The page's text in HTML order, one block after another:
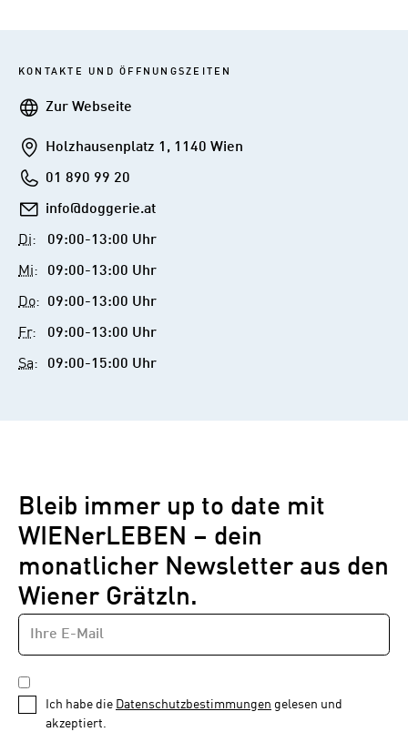
KONTAKTE UND ÖFFNUNGSZEITEN
WebseiteZur Webseite
AddresseHolzhausenplatz 1, 1140 Wien
Telefon01 890 99 20
E-
info@doggerie.at
Di: 09:00-13:00 Uhr
Mi: 09:00-13:00 Uhr
Do: 09:00-13:00 Uhr
Fr: 09:00-13:00 Uhr
Sa: 09:00-15:00 Uhr
Bleib immer up to date mit
WIENerLEBEN – dein
monatlicher Newsletter aus den
Wiener Grätzln.
Newsletter
1
von
E-
MAIL-
ADRESSE
DATENSCHUTZBESTIMMUNGEN
*
Ich habe die Datenschutzbestimmungen gelesen und
akzeptiert.